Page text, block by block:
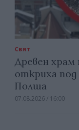
Свят
Древен храм
откриха под
Полша
07.08.2026 / 16:00